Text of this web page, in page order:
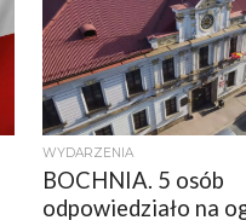
WYDARZENIA
BOCHNIA. 5 osób
odpowiedziało na